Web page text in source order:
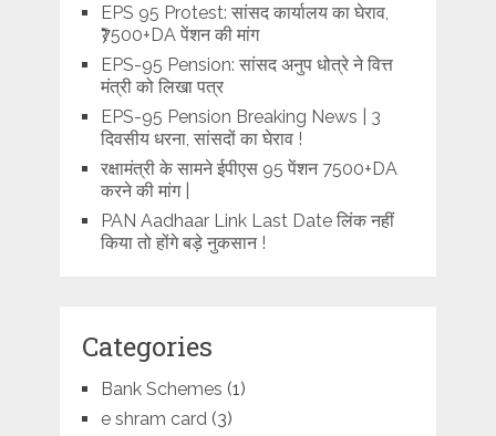
EPS 95 Protest: सांसद कार्यालय का घेराव,
₹7500+DA पेंशन की मांग
EPS-95 Pension: सांसद अनुप धोत्रे ने वित्त
मंत्री को लिखा पत्र
EPS-95 Pension Breaking News | 3
दिवसीय धरना, सांसदों का घेराव !
रक्षामंत्री के सामने ईपीएस 95 पेंशन 7500+DA
करने की मांग |
PAN Aadhaar Link Last Date लिंक नहीं
किया तो होंगे बड़े नुकसान !
Categories
Bank Schemes (1)
e shram card (3)